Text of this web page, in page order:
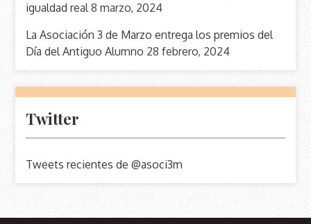
igualdad real 8 marzo, 2024
La Asociación 3 de Marzo entrega los premios del
Día del Antiguo Alumno 28 febrero, 2024
Twitter
Tweets recientes de @asoci3m